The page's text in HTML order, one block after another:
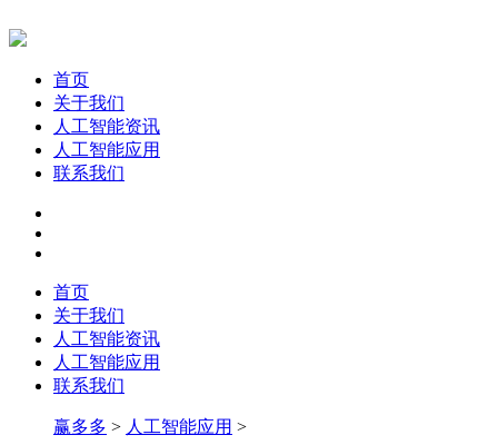
首页
关于我们
人工智能资讯
人工智能应用
联系我们
首页
关于我们
人工智能资讯
人工智能应用
联系我们
赢多多 > 人工智能应用 >